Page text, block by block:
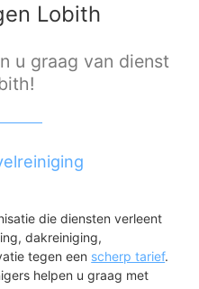
Lobith
u graag van dienst
die diensten verleent
dakreiniging,
tegen een scherp tarief.
helpen u graag met